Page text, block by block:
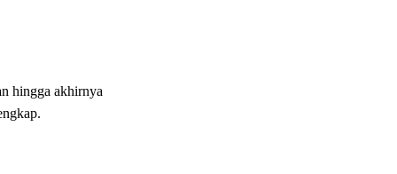
hingga akhirnya